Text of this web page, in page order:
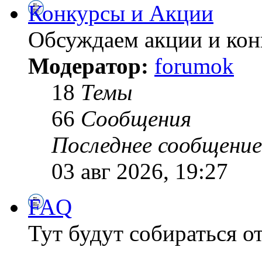
Конкурсы и Акции
Обсуждаем акции и
Модератор: forumok
18 Темы
66 Сообщения
Последнее сообщение
03 авг 2026, 19:27
FAQ
Тут будут собираться